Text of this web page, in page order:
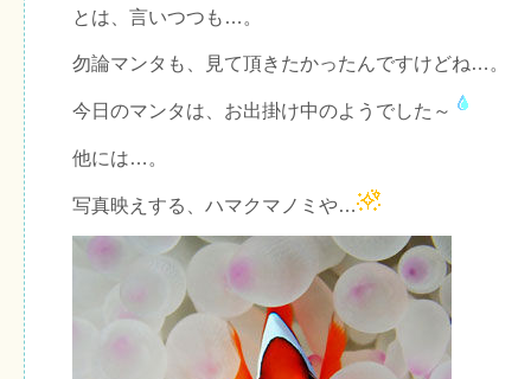
とは、言いつつも…。
勿論マンタも、見て頂きたかったんですけどね…。
今日のマンタは、お出掛け中のようでした～
他には…。
写真映えする、ハマクマノミや…